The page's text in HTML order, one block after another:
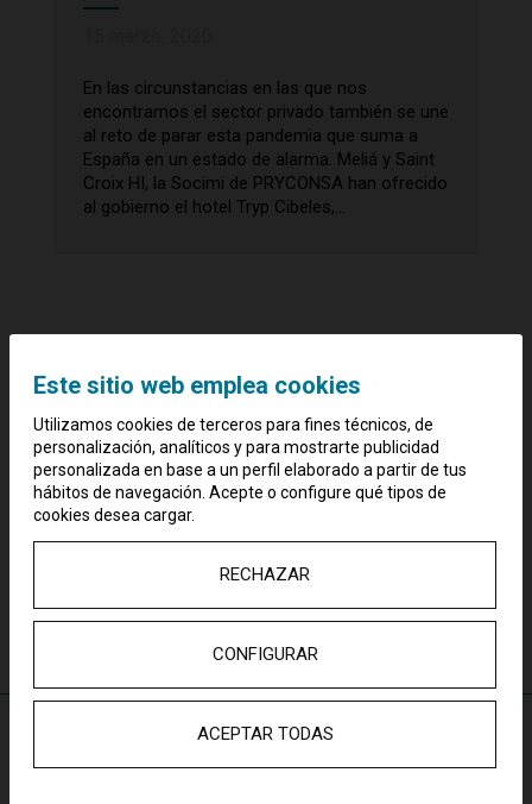
En las circunstancias en las que nos
encontramos el sector privado también se une
al reto de parar esta pandemia que suma a
España en un estado de alarma. Meliá y Saint
Croix HI, la Socimi de PRYCONSA han ofrecido
al gobierno el hotel Tryp Cibeles,...
Este sitio web emplea cookies
Utilizamos cookies de terceros para fines técnicos, de
personalización, analíticos y para mostrarte publicidad
personalizada en base a un perfil elaborado a partir de tus
hábitos de navegación. Acepte o configure qué tipos de
cookies desea cargar.
RECHAZAR
CONFIGURAR
ACEPTAR TODAS